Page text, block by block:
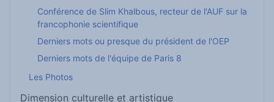
Conférence de Slim Khalbous, recteur de l'AUF sur la
francophonie scientifique
Derniers mots ou presque du président de l'OEP
Derniers mots de l'équipe de Paris 8
Les Photos
Dimension culturelle et artistique